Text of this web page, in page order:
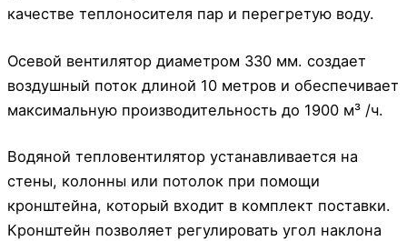
качестве теплоносителя пар и перегретую воду.
Осевой вентилятор диаметром 330 мм. создает
воздушный поток длиной 10 метров и обеспечивает
максимальную производительность до 1900 м³ /ч.
Водяной тепловентилятор устанавливается на
стены, колонны или потолок при помощи
кронштейна, который входит в комплект поставки.
Кронштейн позволяет регулировать угол наклона